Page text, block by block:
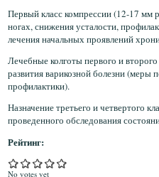
Первый класс компрессии (12-17 мм
ногах, снижения усталости,
лечения начальных проявлений
Лечебные колготы первого и
развития варикозной болезни
профилактики).
Назначение третьего и четвертого
проведенного обследования
Рейтинг:
No votes yet